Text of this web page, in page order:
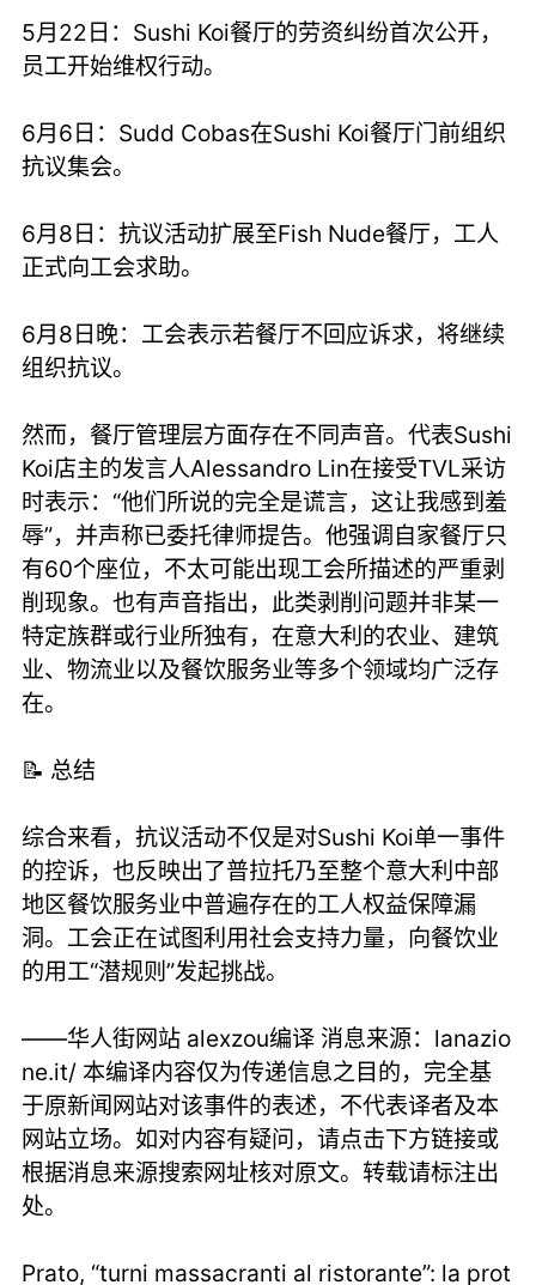
5月22日：Sushi Koi餐厅的劳资纠纷首次公开，
员工开始维权行动。
6月6日：Sudd Cobas在Sushi Koi餐厅门前组织
抗议集会。
6月8日：抗议活动扩展至Fish Nude餐厅，工人
正式向工会求助。
6月8日晚：工会表示若餐厅不回应诉求，将继续
组织抗议。
然而，餐厅管理层方面存在不同声音。代表Sushi
Koi店主的发言人Alessandro Lin在接受TVL采访
时表示：“他们所说的完全是谎言，这让我感到羞
辱”，并声称已委托律师提告。他强调自家餐厅只
有60个座位，不太可能出现工会所描述的严重剥
削现象。也有声音指出，此类剥削问题并非某一
特定族群或行业所独有，在意大利的农业、建筑
业、物流业以及餐饮服务业等多个领域均广泛存
在。
📝 总结
综合来看，抗议活动不仅是对Sushi Koi单一事件
的控诉，也反映出了普拉托乃至整个意大利中部
地区餐饮服务业中普遍存在的工人权益保障漏
洞。工会正在试图利用社会支持力量，向餐饮业
的用工“潜规则”发起挑战。
——华人街网站 alexzou编译 消息来源：lanazio
ne.it/ 本编译内容仅为传递信息之目的，完全基
于原新闻网站对该事件的表述，不代表译者及本
网站立场。如对内容有疑问，请点击下方链接或
根据消息来源搜索网址核对原文。转载请标注出
处。
Prato, “turni massacranti al ristorante”: la prot